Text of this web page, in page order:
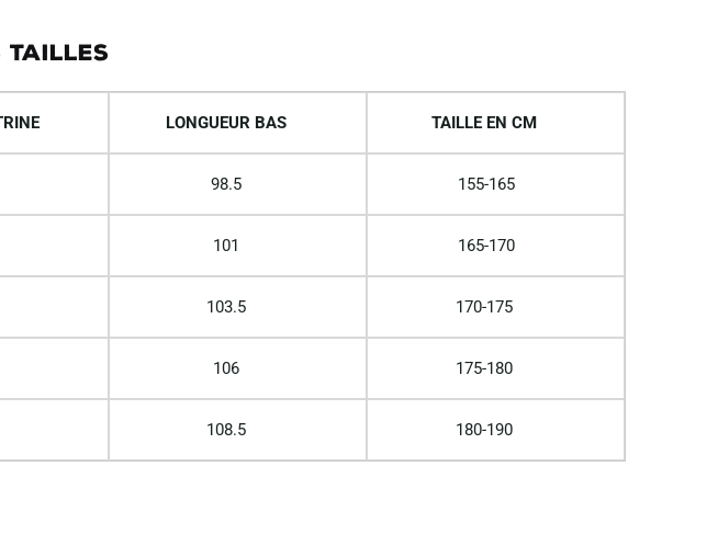
TAILLES
LONGUEUR BAS TAILLE EN CM
98.5 155-165
101 165-170
103.5 170-175
106 175-180
108.5 180-190